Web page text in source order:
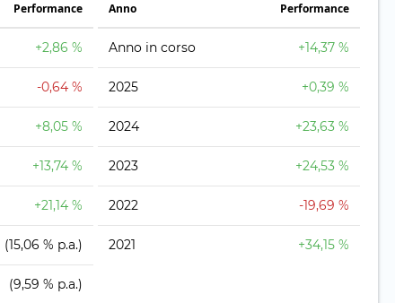
Performance
+2,86 %
-0,64 %
+8,05 %
+13,74 %
+21,14 %
(15,06 % p.a.)
(9,59 % p.a.)
Anno Performance
Anno in corso +14,37 %
2025 +0,39 %
2024 +23,63 %
2023 +24,53 %
2022 -19,69 %
2021 +34,15 %